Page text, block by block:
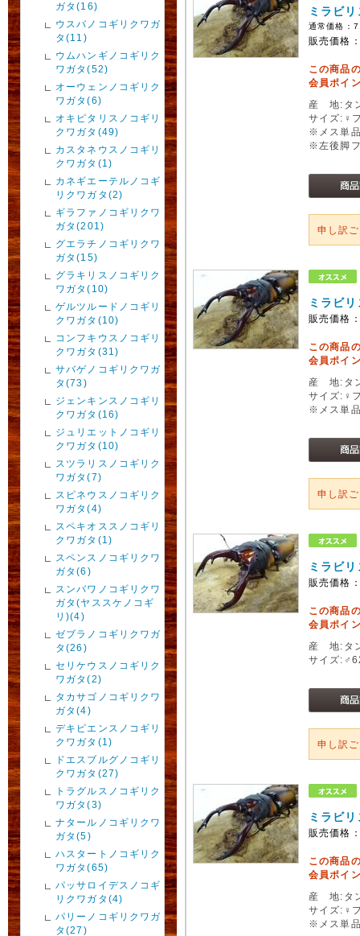
ガタ(16)
ウスバノコギリクワガ
タ(11)
ウムハンギノコギリク
ワガタ(52)
オーウェンノコギリク
ワガタ(6)
オキピタリスノコギリ
クワガタ(49)
カスタネウスノコギリ
クワガタ(1)
カネギエーテルノコギ
リクワガタ(2)
ギラファノコギリクワ
ガタ(201)
グエラチノコギリクワ
ガタ(15)
グラキリスノコギリク
ワガタ(10)
ゲルツルードノコギリ
クワガタ(10)
コンフキウスノコギリ
クワガタ(31)
サバゲノコギリクワガ
タ(73)
ジェンキンスノコギリ
クワガタ(16)
ジュリエットノコギリ
クワガタ(10)
スツラリスノコギリク
ワガタ(7)
スピネウスノコギリク
ワガタ(4)
スペキオススノコギリ
クワガタ(1)
スペンスノコギリクワ
ガタ(6)
スンバワノコギリクワ
ガタ(ヤススケノコギ
リ)(4)
ゼブラノコギリクワガ
タ(26)
セリケウスノコギリク
ワガタ(2)
タカサゴノコギリクワ
ガタ(4)
デキピエンスノコギリ
クワガタ(1)
ドエスブルグノコギリ
クワガタ(27)
トラグルスノコギリク
ワガタ(3)
ナタールノコギリクワ
ガタ(5)
ハスタートノコギリク
ワガタ(65)
パッサロイデスノコギ
リクワガタ(4)
パリーノコギリクワガ
タ(27)
ミラビ
通常価格：
販売価格
この商品
会員ポイ
産 地:タ
サイズ:♀
※メス単
※左後脚
申し訳
ミラビ
販売価格
この商品
会員ポイ
産 地:タ
サイズ:♀
※メス単
申し訳
ミラビ
販売価格
この商品
会員ポイ
産 地:タ
サイズ
申し訳
ミラビ
販売価格
この商品
会員ポイ
産 地:タ
サイズ:♀
※メス単